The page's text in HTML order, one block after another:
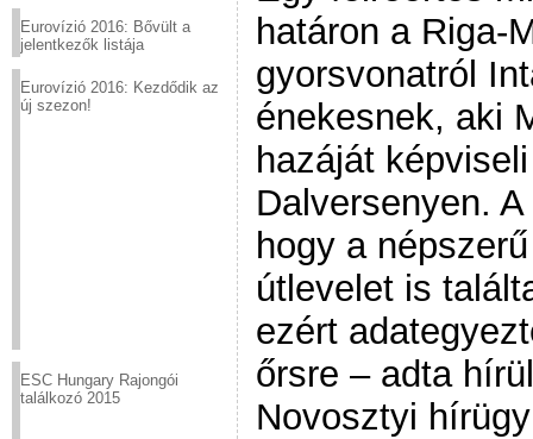
Eurovízió 2016: Bővült a
jelentkezők listája
Eurovízió 2016: Kezdődik az
új szezon!
ESC Hungary Rajongói
találkozó 2015
határon a Riga-
gyorsvonatról
énekesnek, aki
hazáját
Dalversenyen.
hogy a
útlevelet is
ezért
őrsre – adta
Novosztyi